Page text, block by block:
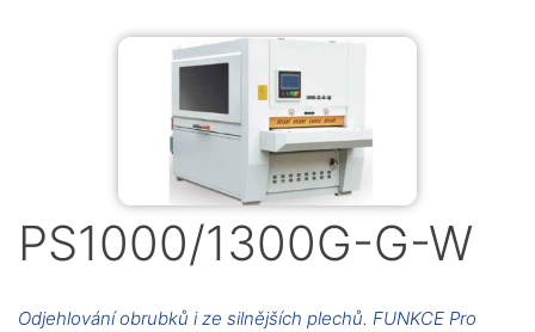
PS1000/1300G-G-W
Odjehlování obrubků i ze silnějších plechů. FUNKCE Pro